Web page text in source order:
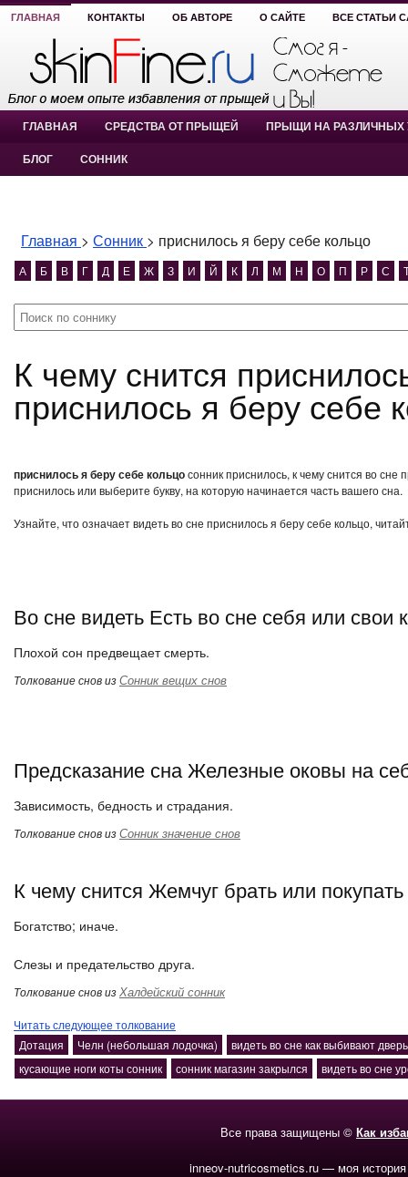
ГЛАВНАЯ КОНТАКТЫ ОБ АВТОРЕ О САЙТЕ ВСЕ СТАТЬИ
ГЛАВНАЯ СРЕДСТВА ОТ ПРЫЩЕЙ ПРЫЩИ НА РАЗЛИЧНЫХ
БЛОГ СОННИК
Главная > Сонник > приснилось я беру себе кольцо
А Б В Г Д Е Ж З И Й К Л М Н О П Р С
К чему снится приснилось я беру себе кольцо?
приснилось я беру себе
приснилось я беру себе кольцосонник приснилось, к чему снится во
приснилось или выберите букву, на которую начинается часть вашего сна.
Узнайте, что означает видеть во сне приснилось я беру себе кольцо,
Во сне видеть Есть во сне себя или свои
Плохой сон предвещает смерть.
Толкование снов изСонник вещих снов
Предсказание сна Железные оковы на
Зависимость, бедность и страдания.
Толкование снов изСонник значение снов
К чему снится Жемчуг брать или покупать
Богатство; иначе.
Слезы и предательство друга.
Толкование снов изХалдейский сонник
Читать следующее толкование
Дотация
Челн (небольшая лодочка)
видеть во сне как выбивают дверь
кусающие ноги коты сонник
сонник магазин закрылся видеть во сне
Все права защищены © Как
inneov-nutricosmetics.ru — моя